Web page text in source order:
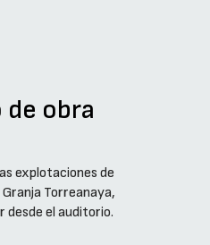
obra
explotaciones de
Torreanaya,
desde el auditorio.